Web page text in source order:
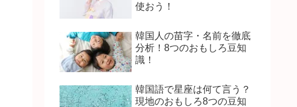
使おう！
韓国人の苗字・名前を徹底
分析！8つのおもしろ豆知
識！
韓国語で星座は何て言う？
現地のおもしろ8つの豆知